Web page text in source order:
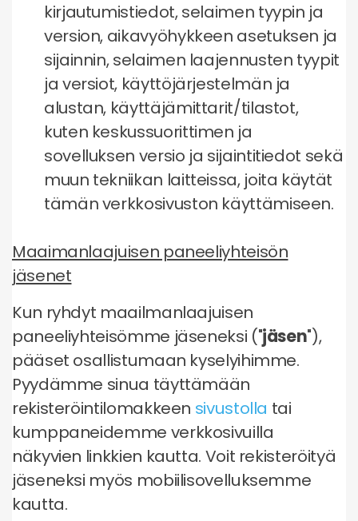
kirjautumistiedot, selaimen tyypin ja
version, aikavyöhykkeen asetuksen ja
sijainnin, selaimen laajennusten tyypit
ja versiot, käyttöjärjestelmän ja
alustan, käyttäjämittarit/tilastot,
kuten keskussuorittimen ja
sovelluksen versio ja sijaintitiedot sekä
muun tekniikan laitteissa, joita käytät
tämän verkkosivuston käyttämiseen.
Maaimanlaajuisen paneeliyhteisön
jäsenet
Kun ryhdyt maailmanlaajuisen
paneeliyhteisömme jäseneksi ("jäsen"),
pääset osallistumaan kyselyihimme.
Pyydämme sinua täyttämään
rekisteröintilomakkeen sivustolla tai
kumppaneidemme verkkosivuilla
näkyvien linkkien kautta. Voit rekisteröityä
jäseneksi myös mobiilisovelluksemme
kautta.